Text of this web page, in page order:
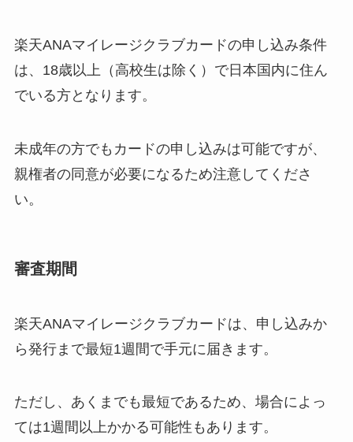
楽天ANAマイレージクラブカードの申し込み条件
は、 18歳以上（高校生は除く）で日本国内に住ん
でいる方となります。
未成年の方でもカードの申し込みは可能ですが、
親権者の同意が必要になるため注意してくださ
い。
審査期間
楽天ANAマイレージクラブカードは、申し込みか
ら発行まで最短1週間で手元に届きます。
ただし、あくまでも最短であるため、場合によっ
ては1週間以上かかる可能性もあります。